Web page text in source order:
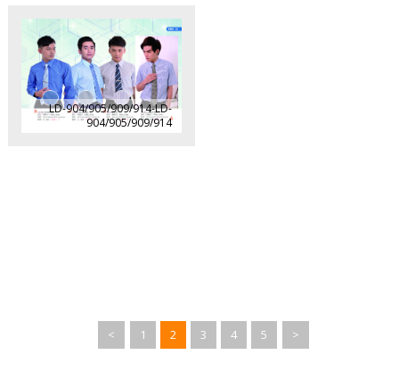
LD-904/905/909/914-LD-
904/905/909/914
< 1 2 3 4 5 >